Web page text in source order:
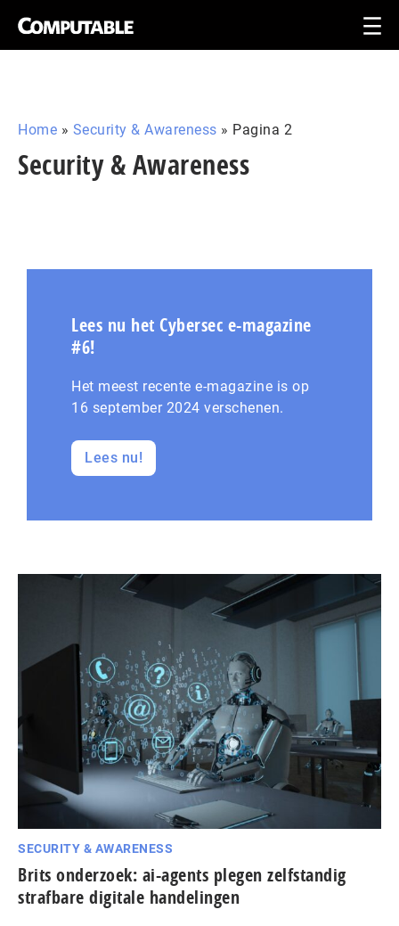
Home » Security & Awareness » Pagina 2
Security & Awareness
Lees nu het Cybersec e-magazine
#6!
Het meest recente e-magazine is op
16 september 2024 verschenen.
Lees nu!
SECURITY & AWARENESS
Brits onderzoek: ai-agents plegen zelfstandig
strafbare digitale handelingen